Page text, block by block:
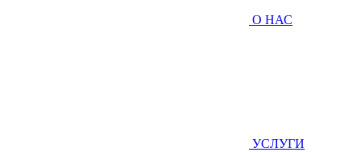
О НАС
УСЛУГИ